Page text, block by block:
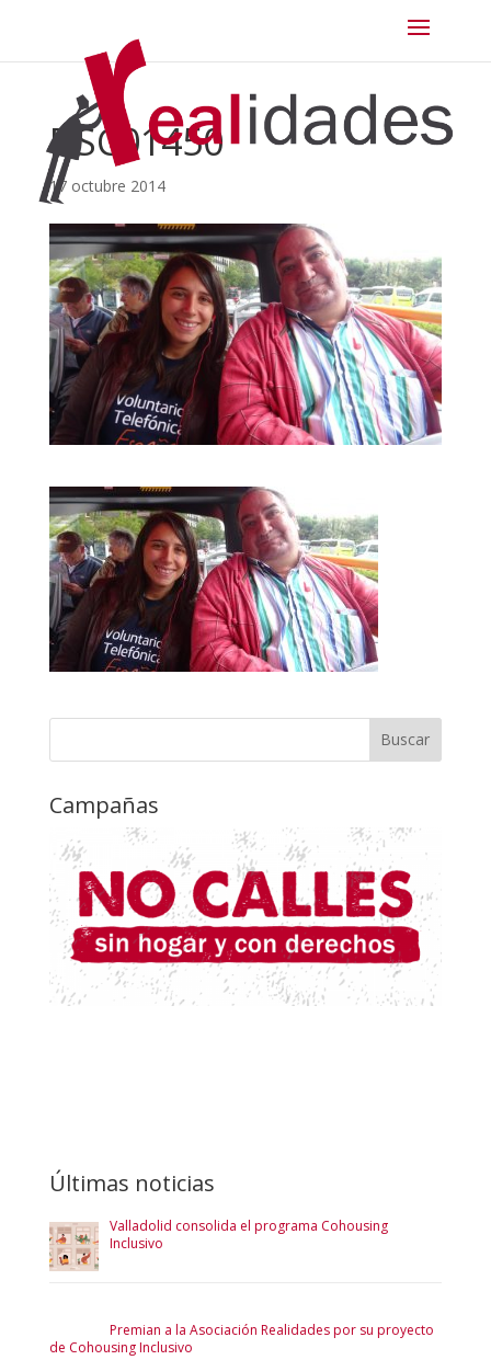
DSC01450
17 octubre 2014
Campañas
Últimas noticias
Valladolid consolida el programa Cohousing
Inclusivo
Premian a la Asociación Realidades por su proyecto
de Cohousing Inclusivo